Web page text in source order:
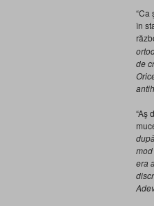
“Ca
în
de
“Aş
era